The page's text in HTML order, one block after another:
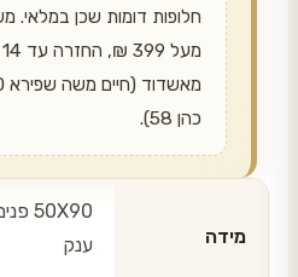
חלופות דומות שכן במלאי.
כהן 58).
מידה
ענק